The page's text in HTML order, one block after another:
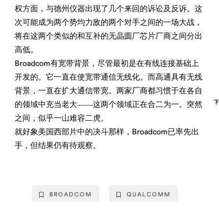
权方面，与德州仪器出现了几个来回的诉讼及反诉。这
次可能成为两个势均力敌的两个对手之间的一场大战，
将在这两个类似的和互补的无晶圆厂芯片厂商之间分出
高低。
Broadcom有宽带背景，尽管最初是在有线连接基础上
开发的。它一直在使宽带通信无线化。而高通具有无线
背景，一直在扩大通信带宽。两家厂商都习惯于在各自
的领域中充当老大――这两个领域正在合二为一。突然
之间，似乎一山难容二虎。
就好象美国西部片中的决斗那样，Broadcom已率先出
手，但结果仍有待观察。
BROADCOM QUALCOMM